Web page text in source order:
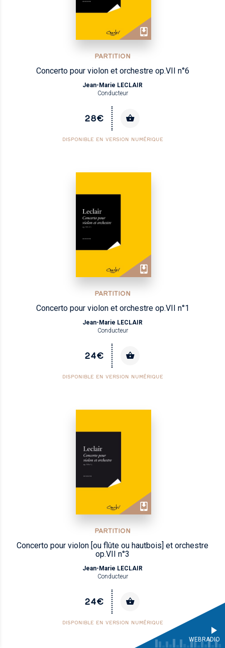
PARTITION
Concerto pour violon et orchestre op.VII n°6
Jean-Marie LECLAIR
Conducteur
28€
DISPONIBLE EN VERSION NUMÉRIQUE
PARTITION
Concerto pour violon et orchestre op.VII n°1
Jean-Marie LECLAIR
Conducteur
24€
DISPONIBLE EN VERSION NUMÉRIQUE
PARTITION
Concerto pour violon [ou flûte ou hautbois] et orchestre
op.VII n°3
Jean-Marie LECLAIR
Conducteur
24€
DISPONIBLE EN VERSION NUMÉRIQUE
WEBRADIO